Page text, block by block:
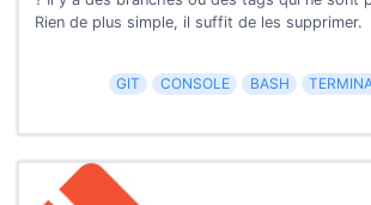
Rien de plus simple, il suffit de les supprimer.
GIT CONSOLE BASH